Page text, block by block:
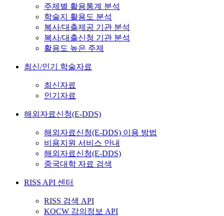
주제별 활용통계 분석
학술지 활용도 분석
복사/대출제공 기관 분석
복사/대출신청 기관 분석
활용도 높은 주제
최신/인기 학술자료
최신자료
인기자료
해외자료신청(E-DDS)
해외자료신청(E-DDS) 이용 방법
비용지원 서비스 안내
해외자료신청(E-DDS)
중국대학 자료 검색
RISS API 센터
RISS 검색 API
KOCW 강의정보 API